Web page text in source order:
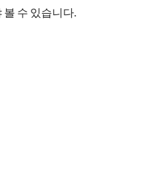
수 있습니다.